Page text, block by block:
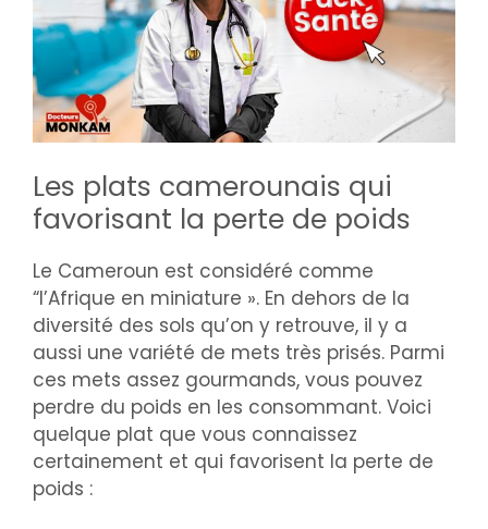
Les plats camerounais qui
favorisant la perte de poids
Le Cameroun est considéré comme
“l’Afrique en miniature ». En dehors de la
diversité des sols qu’on y retrouve, il y a
aussi une variété de mets très prisés. Parmi
ces mets assez gourmands, vous pouvez
perdre du poids en les consommant. Voici
quelque plat que vous connaissez
certainement et qui favorisent la perte de
poids :